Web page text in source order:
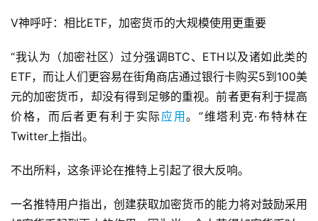
V神呼吁：相比ETF，加密货币的大规模使用更重要
“我认为（加密社区）过分强调BTC、ETH以及诸如此类的
ETF，而让人们更容易在街角商店通过银行卡购买5到100美
元的加密货币，却没有得到足够的重视。前者更有利于提高
价格，而后者更有利于实际应用。”维塔利克·布特林在
Twitter上指出。
不出所料，这条评论在推特上引起了很大反响。
一名推特用户指出，创建获取加密货币的能力将对鼓励采用